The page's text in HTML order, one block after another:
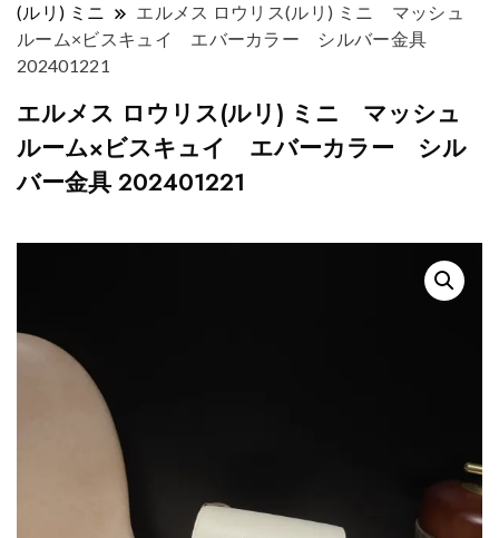
(ルリ) ミニ
エルメス ロウリス(ルリ) ミニ マッシュ
ルーム×ビスキュイ エバーカラー シルバー金具
202401221
エルメス ロウリス(ルリ) ミニ マッシュ
ルーム×ビスキュイ エバーカラー シル
バー金具 202401221